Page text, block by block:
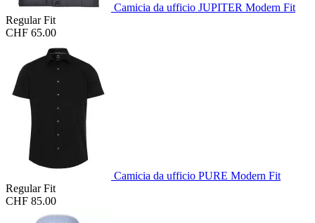
Camicia da ufficio JUPITER Modern Fit
Regular Fit
CHF 65.00
Camicia da ufficio PURE Modern Fit
Regular Fit
CHF 85.00